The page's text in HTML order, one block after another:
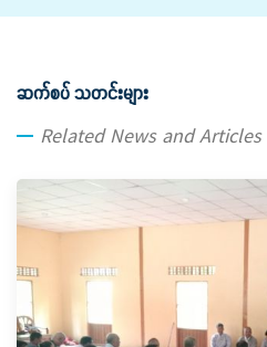
ဆက်စပ် သတင်းများ
Related News and Articles